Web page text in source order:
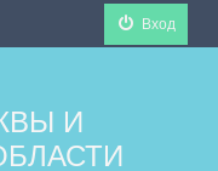
Вход
И